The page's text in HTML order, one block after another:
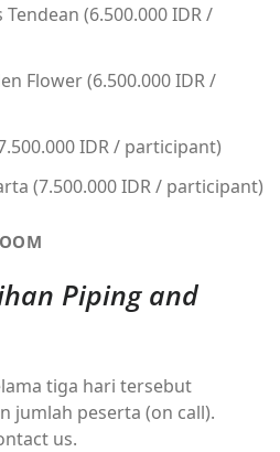
(6.500.000 IDR /
Flower (6.500.000 IDR /
IDR / participant)
(7.500.000 IDR / participant)
Piping and
tiga hari tersebut
jumlah peserta (on call).
us.